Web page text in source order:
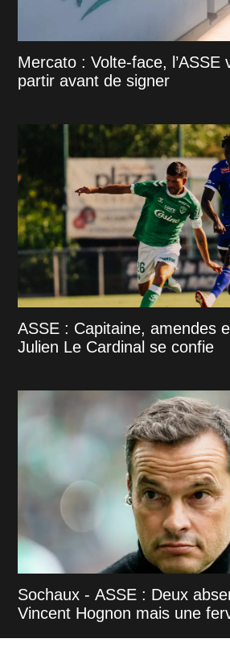
Mercato : Volte-face, l’ASSE
partir avant de signer
ASSE : Capitaine, amendes
Julien Le Cardinal se confie
Sochaux - ASSE : Deux
Vincent Hognon mais une